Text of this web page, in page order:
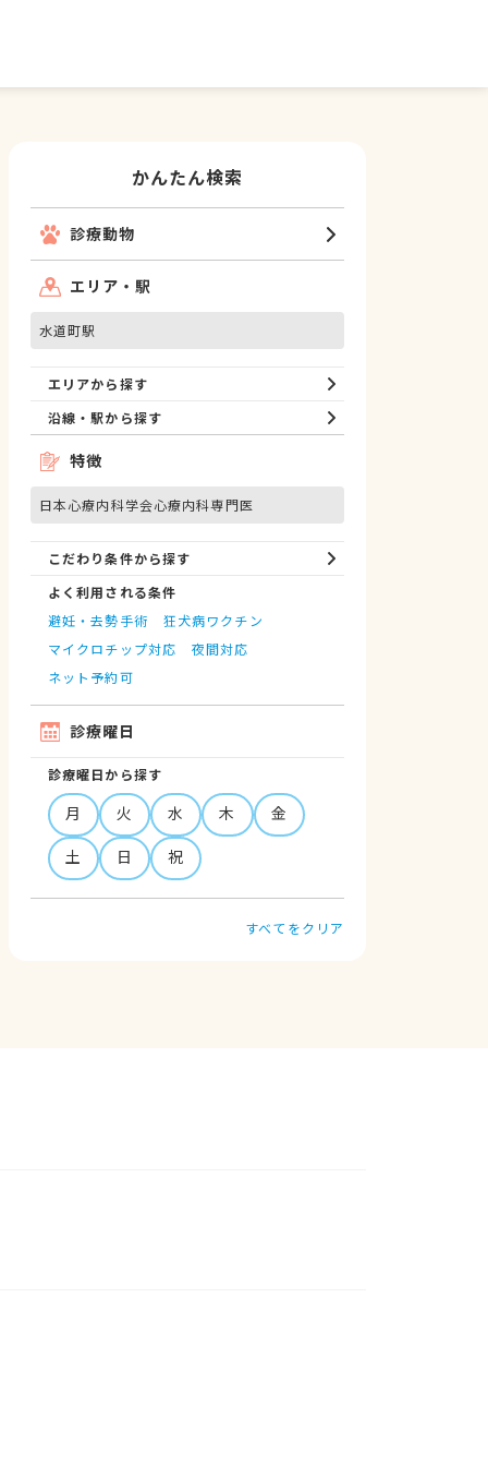
かんたん検索
診療動物
エリア・駅
水道町駅
エリアから探す
沿線・駅から探す
特徴
日本心療内科学会心療内科専門医
こだわり条件から探す
よく利用される条件
避妊・去勢手術
狂犬病ワクチン
マイクロチップ対応
夜間対応
ネット予約可
診療曜日
診療曜日から探す
月 火 水 木
金
土
日 祝
すべてをクリア